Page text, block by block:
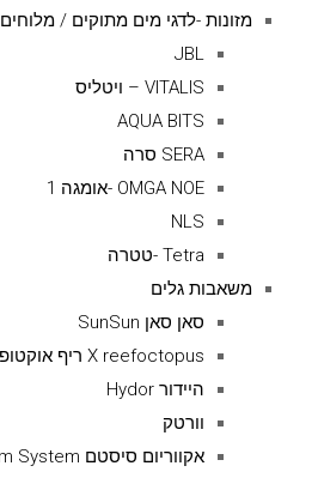
מזונות -לדגי מים מתוקים / מלוחים
JBL
VITALIS – ויטליס
AQUA BITS
SERA סרה
OMGA NOE -אומגה 1
NLS
Tetra -טטרה
משאבות גלים
סאן סאן SunSun
X reefoctopus ריף אוקטופוס
היידור Hydor
וורטק
אקווריום סיסטם Aquarium System